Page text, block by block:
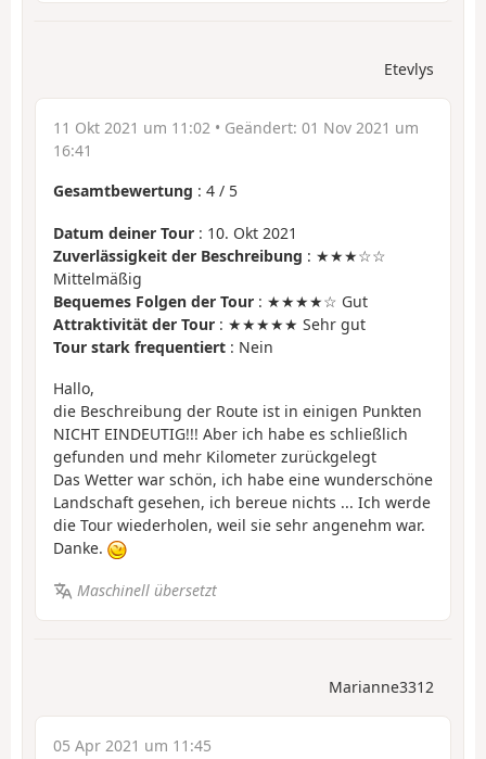
Etevlys
11 Okt 2021 um 11:02 • Geändert: 01 Nov 2021 um
16:41
Gesamtbewertung : 4 / 5
Datum deiner Tour : 10. Okt 2021
Zuverlässigkeit der Beschreibung : ★★★☆☆
Mittelmäßig
Bequemes Folgen der Tour : ★★★★☆ Gut
Attraktivität der Tour : ★★★★★ Sehr gut
Tour stark frequentiert : Nein
Hallo,
die Beschreibung der Route ist in einigen Punkten
NICHT EINDEUTIG!!! Aber ich habe es schließlich
gefunden und mehr Kilometer zurückgelegt
Das Wetter war schön, ich habe eine wunderschöne
Landschaft gesehen, ich bereue nichts ... Ich werde
die Tour wiederholen, weil sie sehr angenehm war.
Danke.
Maschinell übersetzt
Marianne3312
05 Apr 2021 um 11:45